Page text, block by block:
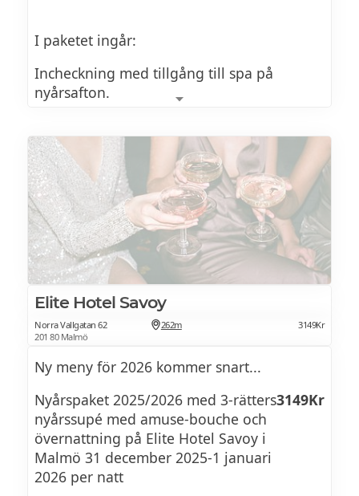
I paketet ingår:
Incheckning med tillgång till spa på
nyårsafton.
lyxig trerättersmiddag med dryckespaket.
Festlig underhållning och dans vid
midnatt, med gemensamt skålande och
lättare festligheter efteråt.
Frukostbuffé på nyårsdagen.
Kontakta hotellet för att boka nyårspaketet.
Elite Hotel Savoy
Norra Vallgatan 62
201 80 Malmö
262m 3149Kr
Ny meny för 2026 kommer snart...
Nyårspaket 2025/2026 med 3-rätters
nyårssupé med amuse-bouche och
övernattning på Elite Hotel Savoy i
Malmö 31 december 2025-1 januari
2026 per natt
3149Kr